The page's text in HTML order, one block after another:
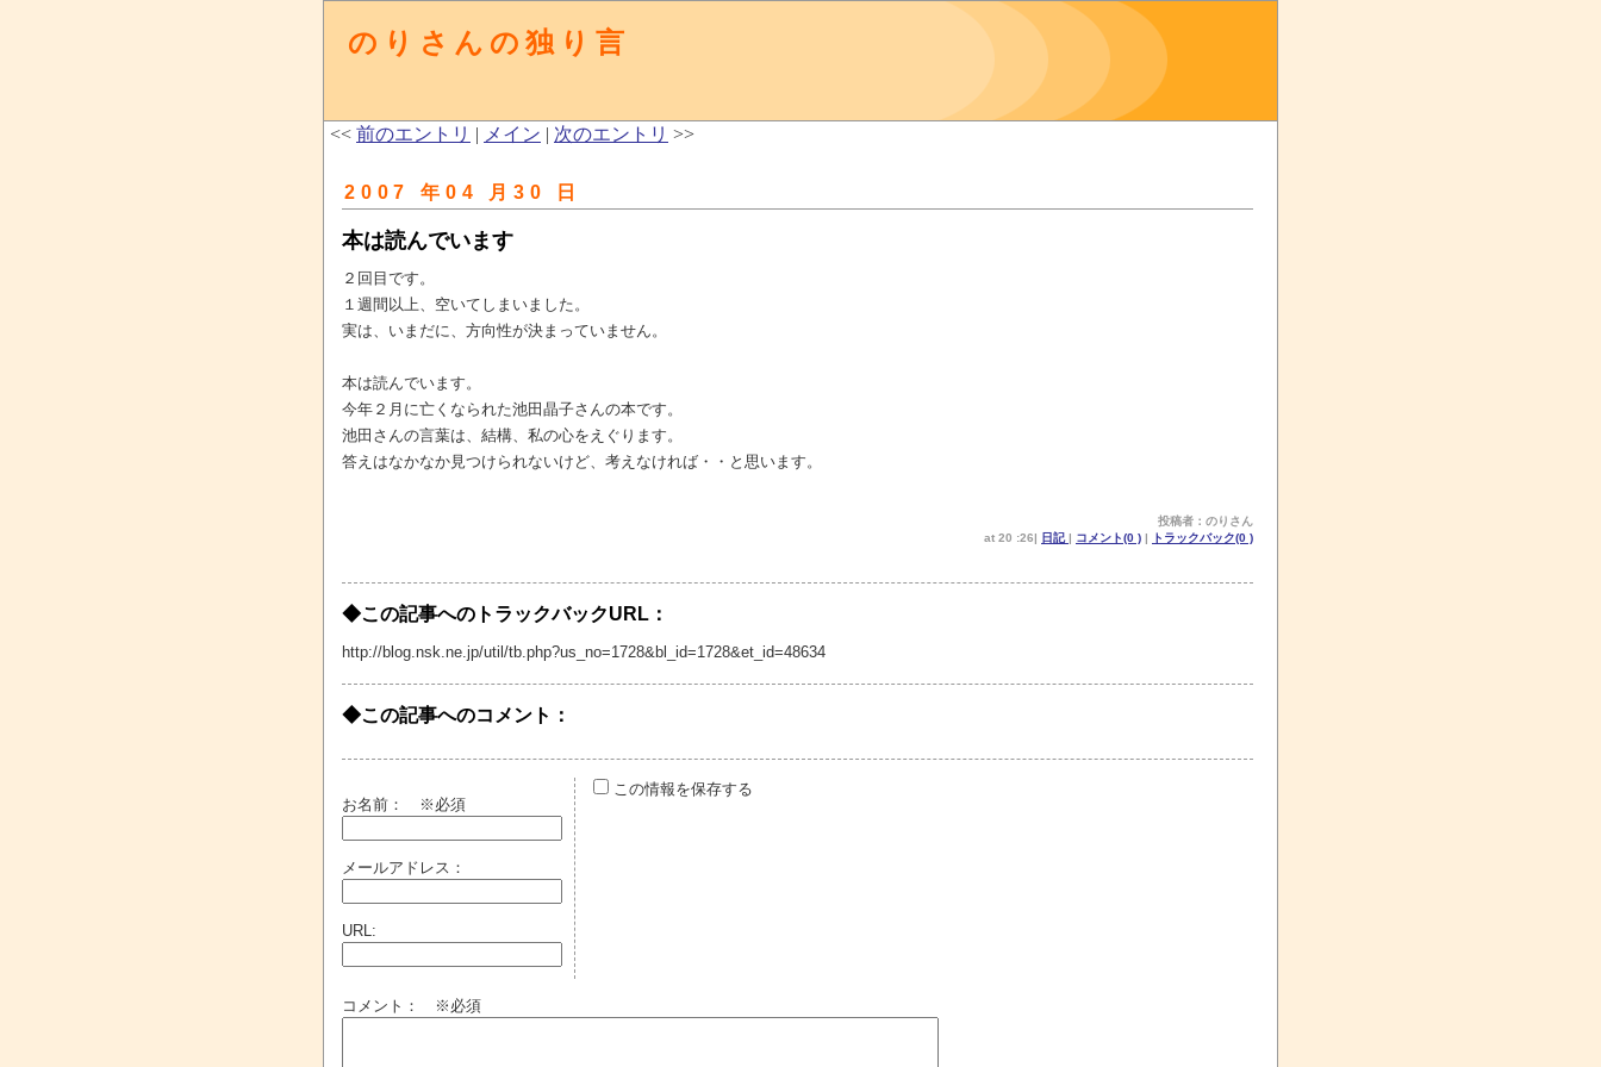
のりさんの独り言
<< 前のエントリ | メイン | 次のエントリ >>
2007 年04 月30 日
本は読んでいます
２回目です。
１週間以上、空いてしまいました。
実は、いまだに、方向性が決まっていません。
本は読んでいます。
今年２月に亡くなられた池田晶子さんの本です。
池田さんの言葉は、結構、私の心をえぐります。
答えはなかなか見つけられないけど、考えなければ・・と思います。
投稿者：のりさん
at 20 :26| 日記| コメント(0 ) | トラックバック(0 )
◆この記事へのトラックバックURL：
http://blog.nsk.ne.jp/util/tb.php?us_no=1728&bl_id=1728&et_id=48634
◆この記事へのコメント：
お名前： ※必須
メールアドレス：
URL:
この情報を保存する
コメント： ※必須